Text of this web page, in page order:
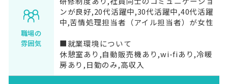
職場の
雰囲気
ンが良好,20代活躍中,30代活躍中,40代活躍
中,苦情処理担当者（アイル担当者）が女性
■就業環境について
休憩室あり,自動販売機あり,wi-fiあり,冷暖
房あり,日勤のみ,高収入